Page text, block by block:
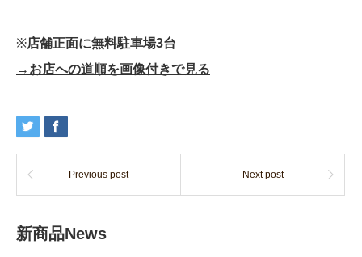
※店舗正面に無料駐車場3台
→お店への道順を画像付きで見る
Previous post Next post
新商品News